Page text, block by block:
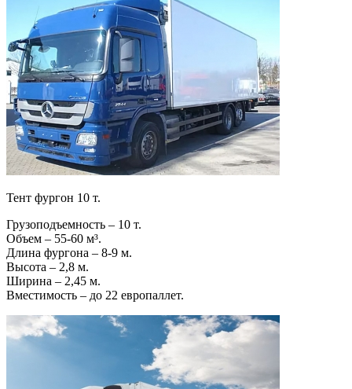
Тент фургон 10 т.
Грузоподъемность – 10 т.
Объем – 55-60 м³.
Длина фургона – 8-9 м.
Высота – 2,8 м.
Ширина – 2,45 м.
Вместимость – до 22 европаллет.